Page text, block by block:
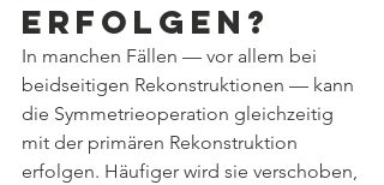
erfolgen?
In manchen Fällen — vor allem bei
beidseitigen Rekonstruktionen — kann
die Symmetrieoperation gleichzeitig
mit der primären Rekonstruktion
erfolgen. Häufiger wird sie verschoben,